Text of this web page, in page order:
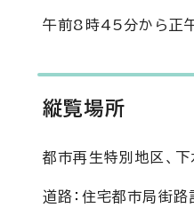
午前8時45分から正
縦覧場所
都市再生特別地区、
道路：住宅都市局街